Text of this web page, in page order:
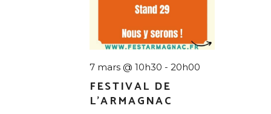
É
V
È
7 mars @ 10h30 - 20h00
FESTIVAL DE
L’ARMAGNAC